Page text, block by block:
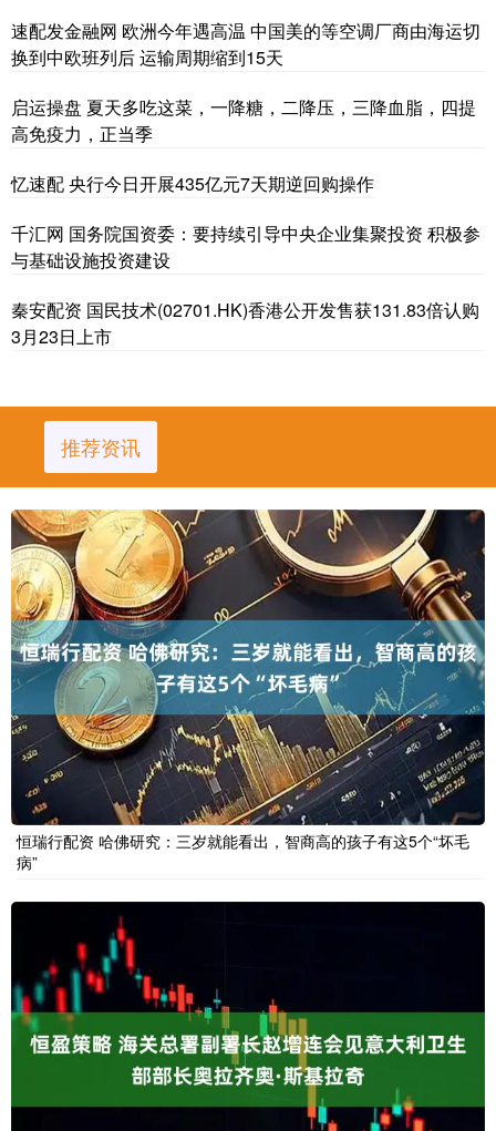
速配发金融网 欧洲今年遇高温 中国美的等空调厂商由海运切
换到中欧班列后 运输周期缩到15天
启运操盘 夏天多吃这菜，一降糖，二降压，三降血脂，四提
高免疫力，正当季
忆速配 央行今日开展435亿元7天期逆回购操作
千汇网 国务院国资委：要持续引导中央企业集聚投资 积极参
与基础设施投资建设
秦安配资 国民技术(02701.HK)香港公开发售获131.83倍认购
3月23日上市
推荐资讯
恒瑞行配资 哈佛研究：三岁就能看出，智商高的孩子有这5个“坏毛
病”